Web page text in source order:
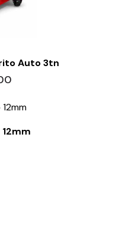
Auto 3tn
12mm